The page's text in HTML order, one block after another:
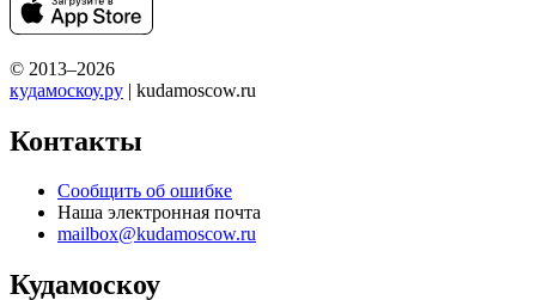
© 2013–2026
кудамоскоу.ру | kudamoscow.ru
Контакты
Сообщить об ошибке
Наша электронная почта
mailbox@kudamoscow.ru
Кудамоскоу